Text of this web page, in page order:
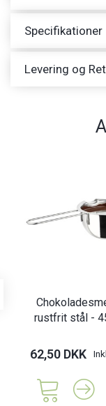
Specifikationer
Levering og
rustfrit stål -
62,50 DKK